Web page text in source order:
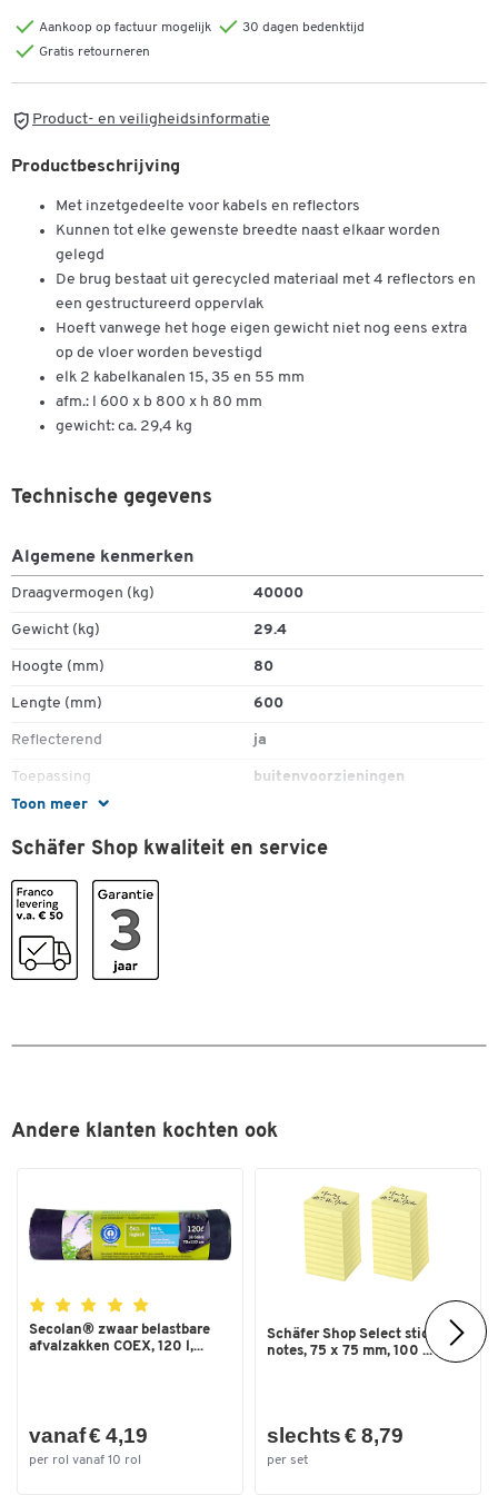
Aankoop op factuur mogelijk
30 dagen bedenktijd
Gratis retourneren
Product- en veiligheidsinformatie
Productbeschrijving
Met inzetgedeelte voor kabels en reflectors
Kunnen tot elke gewenste breedte naast elkaar worden
gelegd
De brug bestaat uit gerecycled materiaal met 4 reflectors en
een gestructureerd oppervlak
Hoeft vanwege het hoge eigen gewicht niet nog eens extra
op de vloer worden bevestigd
elk 2 kabelkanalen 15, 35 en 55 mm
afm.: l 600 x b 800 x h 80 mm
gewicht: ca. 29,4 kg
Toon meer
Technische gegevens
Algemene kenmerken
Draagvermogen (kg) 40000
Gewicht (kg) 29.4
Hoogte (mm) 80
Lengte (mm) 600
Reflecterend ja
Toepassing buitenvoorzieningen
Uitbreidbaar
Vorm hoekig
Kleuren
Kleur
Afmetingen
Schäfer Shop kwaliteit en service
Andere klanten kochten ook
Secolan® zwaar belastbare
afvalzakken COEX, 120 l,...
vanaf € 4,19
per rol vanaf 10 rol
Schäfer Shop Select sticky
notes, 75 x 75 mm, 100 ...
slechts € 8,79
per set